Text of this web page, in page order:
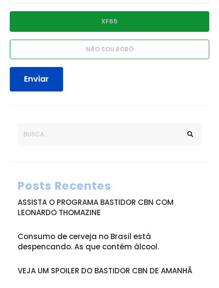
Enviar
Posts Recentes
ASSISTA O PROGRAMA BASTIDOR CBN COM
LEONARDO THOMAZINE
Consumo de cerveja no Brasil está
despencando. As que contém álcool.
VEJA UM SPOILER DO BASTIDOR CBN DE AMANHÃ